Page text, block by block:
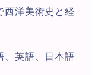
西洋美術史と経
、英語、日本語